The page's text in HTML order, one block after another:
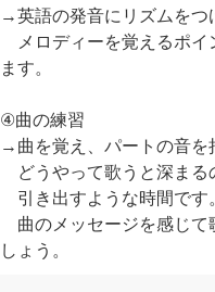
→英語の発音にリズムをつ
メロディーを覚えるポイ
ます。
④曲の練習
→曲を覚え、パートの音を
どうやって歌うと深まる
引き出すような時間です
曲のメッセージを感じて
しょう。